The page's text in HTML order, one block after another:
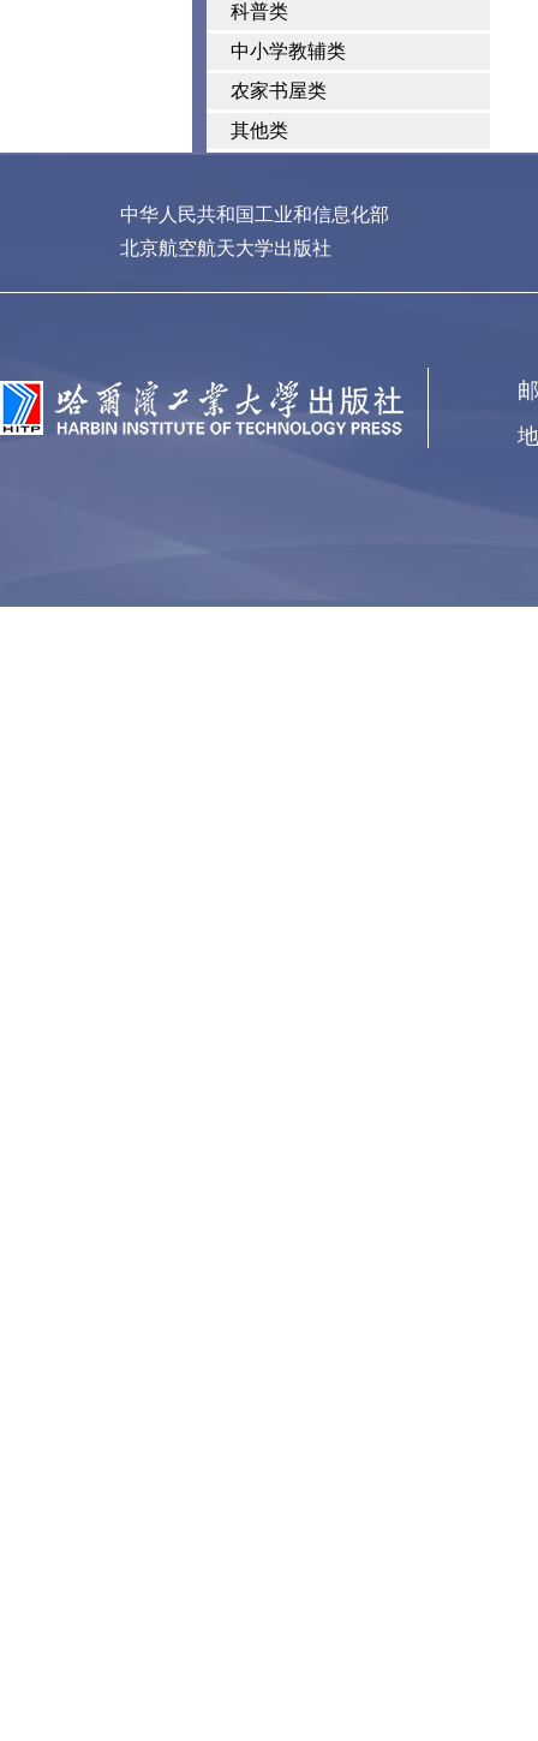
科普类
中小学教辅类
农家书屋类
其他类
中华人民共和国工业和信息化部
北京航空航天大学出版社